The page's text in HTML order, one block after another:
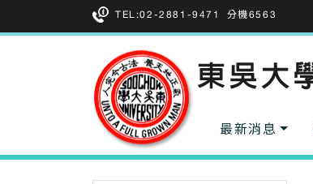
TEL:02-2881-9471 分機6563
最新消息